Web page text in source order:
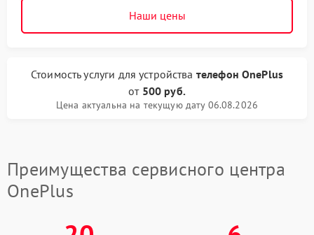
Наши цены
Стоимость услуги для устройства телефон OnePlus
от 500 руб.
Цена актуальна на текущую дату 06.08.2026
Преимущества сервисного центра
OnePlus